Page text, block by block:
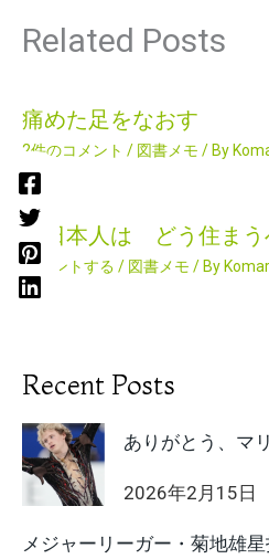
Related Posts
痛めた足をなおす
2件のコメント / 図書メモ / By
「日本人は どう住まう
コメントする / 図書メモ / By
Recent Posts
ありがとう、マ
2026年2月15日
メジャーリーガー・菊地雄